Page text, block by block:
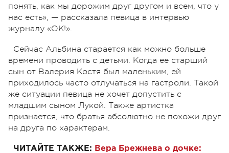
понять, как мы дорожим друг другом и всем, что у
нас есть», — рассказала певица в интервью
журналу «ОК!».
Сейчас Альбина старается как можно больше
времени проводить с детьми. Когда ее старший
сын от Валерия Костя был маленьким, ей
приходилось часто отлучаться на гастроли. Такой
же ситуации певица не хочет допустить с
младшим сыном Лукой. Также артистка
признается, что братья абсолютно не похожи друг
на друга по характерам.
ЧИТАЙТЕ ТАКЖЕ: Вера Брежнева о дочке: